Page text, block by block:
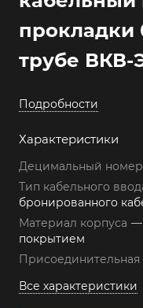
прокладки
трубе ВКВ-
Подробности
Характеристики
Децимальный номер
Тип кабельного
бронированного
Материал корпуса —
покрытием
Присоединительная
Все характеристики